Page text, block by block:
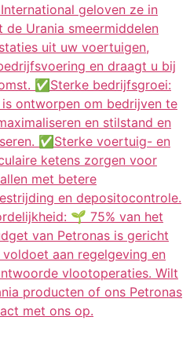
geloven ze in
Urania smeermiddelen
uit uw voertuigen,
en draagt u bij
✅Sterke bedrijfsgroei:
ontworpen om bedrijven te
en stilstand en
✅Sterke voertuig- en
ketens zorgen voor
met betere
en depositocontrole.
🌱 75% van het
van Petronas is gericht
aan regelgeving en
vlootoperaties. Wilt
producten of ons Petronas
met ons op.